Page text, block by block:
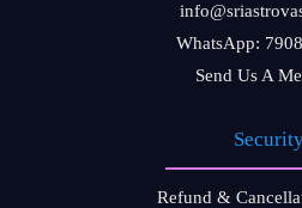
WhatsApp:
Send Us A
Refund &